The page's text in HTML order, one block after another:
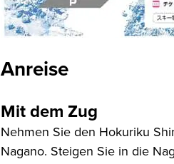
Anreise
Mit dem Zug
Nehmen Sie den Hokuriku
Nagano. Steigen Sie in die